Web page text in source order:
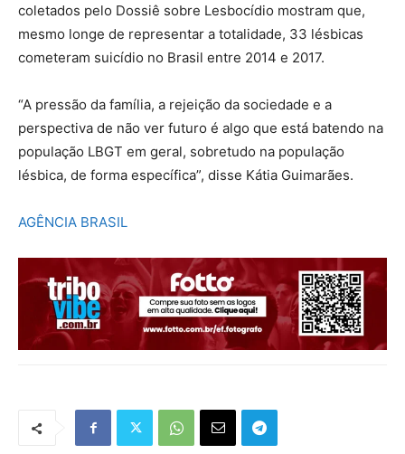
coletados pelo Dossiê sobre Lesbocídio mostram que,
mesmo longe de representar a totalidade, 33 lésbicas
cometeram suicídio no Brasil entre 2014 e 2017.
“A pressão da família, a rejeição da sociedade e a
perspectiva de não ver futuro é algo que está batendo na
população LBGT em geral, sobretudo na população
lésbica, de forma específica”, disse Kátia Guimarães.
AGÊNCIA BRASIL